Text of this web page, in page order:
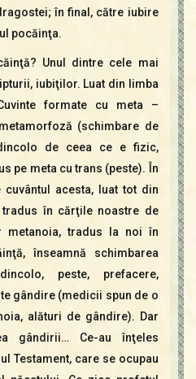
în final, către iubire
pocăinţa.
Unul dintre cele mai
iubiţilor. Luat din limba
formate cu meta –
(schimbare de
de ceea ce e fizic,
pe meta cu trans (peste). În
cuvântul acesta, luat tot din
tradus în cărţile noastre de
metanoia, tradus la noi în
înseamnă schimbarea
peste, prefacere,
gândire (medicii spun de o
alături de gândire). Dar
gândirii… Ce-au înţeles
Testament, care se ocupau